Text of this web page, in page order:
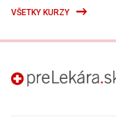
VŠETKY KURZY
preLekára.sk